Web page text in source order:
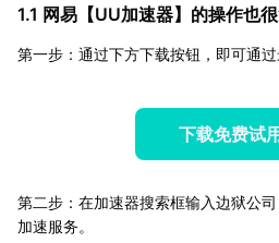
1.1 网易【UU加速器】的操作也
第一步：通过下方下载按钮，即可通过
下载免费试
第二步：在加速器搜索框输入边狱公
加速服务。